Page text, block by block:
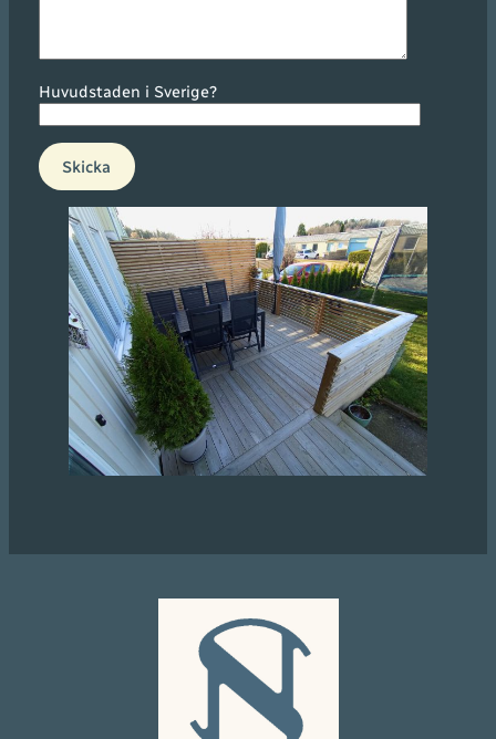
Huvudstaden i Sverige?